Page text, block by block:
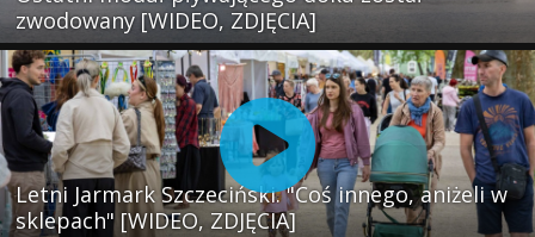
zwodowany [WIDEO, ZDJĘCIA]
Letni Jarmark Szczeciński. "Coś innego, aniżeli w
sklepach" [WIDEO, ZDJĘCIA]